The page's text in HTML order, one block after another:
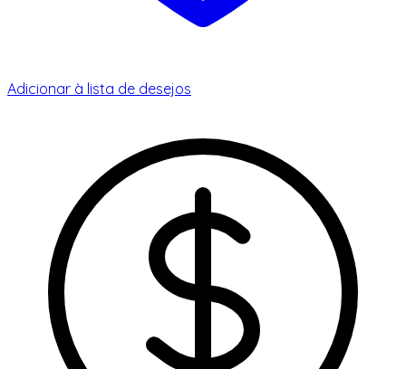
Adicionar à lista de desejos